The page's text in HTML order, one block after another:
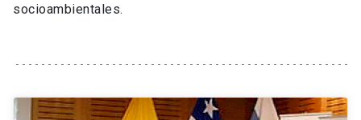
Universidad
socioambientales.